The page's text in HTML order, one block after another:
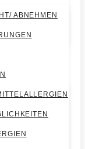
ABNEHMEN